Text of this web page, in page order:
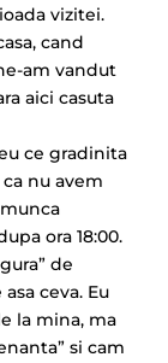
vizitei.
cand
am vandut
aici casuta
ce gradinita
nu avem
ora 18:00.
de
ceva. Eu
la mina, ma
si cam